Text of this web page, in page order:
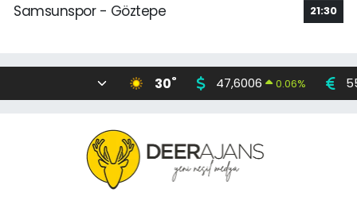
Samsunspor - Göztepe
21:30
30° 47,6006 0.06%